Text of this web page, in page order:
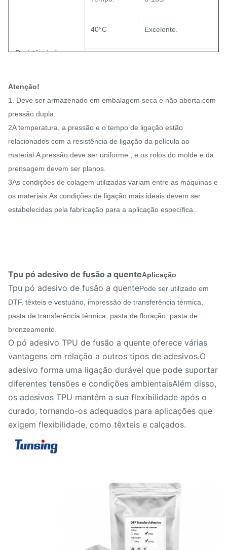
Resistência à
40°C Excelente.
Atenção!
1. Deve ser armazenado em embalagem seca e não aberta. com
pressão dupla.
2A temperatura, a pressão e o tempo de ligação estão
relacionados com a resistência de ligação da película ao
material.A pressão deve ser uniforme., e os rolos do molde e da
prensagem devem ser planos.
3As condições de colagem utilizadas variam entre as máquinas e
os materiais.As condições de ligação mais ideais devem ser
estabelecidas pela fabricação para a aplicação específica..
Tpu pó adesivo de fusão a quenteAplicação
Tpu pó adesivo de fusão a quentePode ser utilizado em
DTF, têxteis e vestuário, impressão de transferência térmica,
pasta de transferência térmica, pasta de floração, pasta de
bronzeamento.
O pó adesivo TPU de fusão a quente oferece várias
vantagens em relação a outros tipos de adesivos.O
adesivo forma uma ligação durável que pode suportar
diferentes tensões e condições ambientaisAlém disso,
os adesivos TPU mantêm a sua flexibilidade após o
curado, tornando-os adequados para aplicações que
exigem flexibilidade, como têxteis e calçados.